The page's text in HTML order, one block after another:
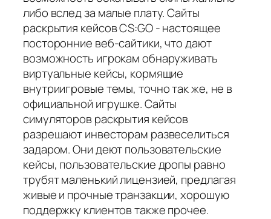
либо вслед за малые плату. Сайты
раскрытия кейсов CS:GO - настоящее
посторонние веб-сайтики, что дают
возможность игрокам обнаруживать
виртуальные кейсы, кормящие
внутриигровые темы, точно так же, не в
официальной игрушке. Сайты
симуляторов раскрытия кейсов
разрешают инвесторам развеселиться
задаром. Они деют пользовательские
кейсы, пользовательские дропы равно
трубят маленький лицензией, предлагая
живые и прочные транзакции, хорошую
поддержку клиентов также прочее.